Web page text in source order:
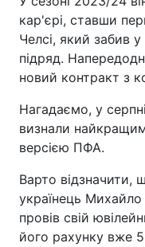
кар'єрі, ставши
Челсі, який забив
підряд.
новий контракт з
Нагадаємо, у
визнали
версією ПФА.
Варто відзначити,
українець
провів свій
його рахунку вже